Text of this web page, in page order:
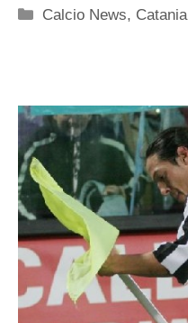
Categorie
Calcio News, Catania